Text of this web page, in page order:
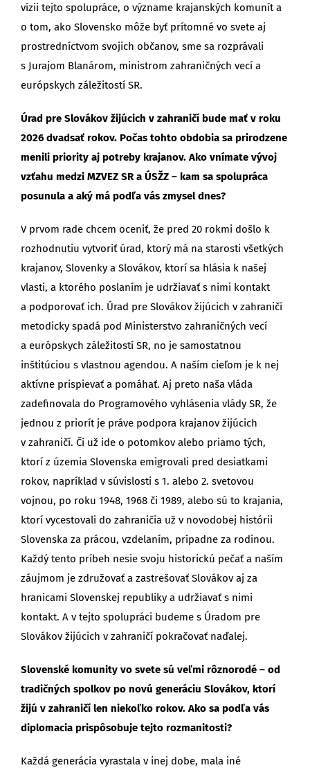
vízii tejto spolupráce, o význame krajanských komunít a
o tom, ako Slovensko môže byť prítomné vo svete aj
prostredníctvom svojich občanov, sme sa rozprávali
s Jurajom Blanárom, ministrom zahraničných vecí a
európskych záležitostí SR.
Úrad pre Slovákov žijúcich v zahraničí bude mať v roku
2026 dvadsať rokov. Počas tohto obdobia sa prirodzene
menili priority aj potreby krajanov. Ako vnímate vývoj
vzťahu medzi MZVEZ SR a ÚSŽZ – kam sa spolupráca
posunula a aký má podľa vás zmysel dnes?
V prvom rade chcem oceniť, že pred 20 rokmi došlo k
rozhodnutiu vytvoriť úrad, ktorý má na starosti všetkých
krajanov, Slovenky a Slovákov, ktorí sa hlásia k našej
vlasti, a ktorého poslaním je udržiavať s nimi kontakt
a podporovať ich. Úrad pre Slovákov žijúcich v zahraničí
metodicky spadá pod Ministerstvo zahraničných vecí
a európskych záležitostí SR, no je samostatnou
inštitúciou s vlastnou agendou. A naším cieľom je k nej
aktívne prispievať a pomáhať. Aj preto naša vláda
zadefinovala do Programového vyhlásenia vlády SR, že
jednou z priorít je práve podpora krajanov žijúcich
v zahraničí. Či už ide o potomkov alebo priamo tých,
ktorí z územia Slovenska emigrovali pred desiatkami
rokov, napríklad v súvislosti s 1. alebo 2. svetovou
vojnou, po roku 1948, 1968 či 1989, alebo sú to krajania,
ktorí vycestovali do zahraničia už v novodobej histórii
Slovenska za prácou, vzdelaním, prípadne za rodinou.
Každý tento príbeh nesie svoju historickú pečať a naším
záujmom je združovať a zastrešovať Slovákov aj za
hranicami Slovenskej republiky a udržiavať s nimi
kontakt. A v tejto spolupráci budeme s Úradom pre
Slovákov žijúcich v zahraničí pokračovať naďalej.
Slovenské komunity vo svete sú veľmi rôznorodé – od
tradičných spolkov po novú generáciu Slovákov, ktorí
žijú v zahraničí len niekoľko rokov. Ako sa podľa vás
diplomacia prispôsobuje tejto rozmanitosti?
Každá generácia vyrastala v inej dobe, mala iné